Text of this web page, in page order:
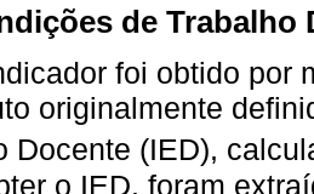
de Trabalho
foi obtido por
originalmente
Docente (IED),
o IED, foram